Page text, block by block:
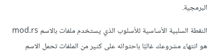
البرمجية.
النقطة السلبية الأساسية للأسلوب الذي يستخدم ملفات بالاسم mod.rs
هو انتهاء مشروعك غالبًا باحتوائه على كثير من الملفات تحمل الاسم